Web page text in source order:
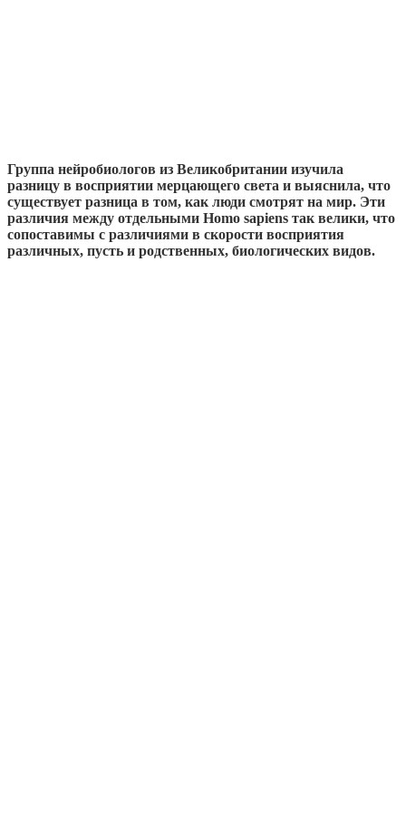
Группа нейробиологов из Великобритании изучила
разницу в восприятии мерцающего света и выяснила, что
существует разница в том, как люди смотрят на мир. Эти
различия между отдельными Homo sapiens так велики, что
сопоставимы с различиями в скорости восприятия
различных, пусть и родственных, биологических видов.